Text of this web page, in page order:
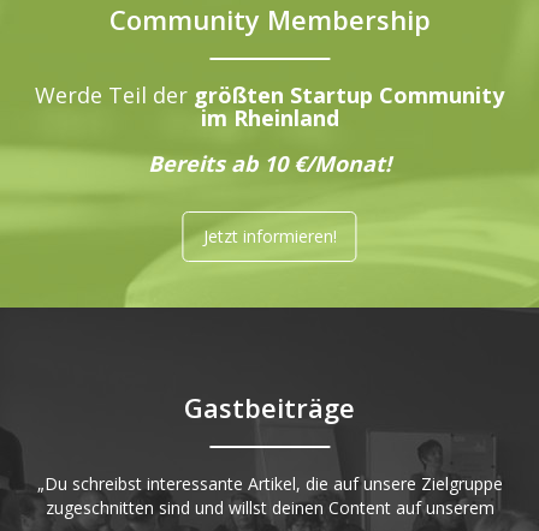
Community Membership
Werde Teil der größten Startup Community
im Rheinland
Bereits ab 10 €/Monat!
Jetzt informieren!
Gastbeiträge
„Du schreibst interessante Artikel, die auf unsere Zielgruppe
zugeschnitten sind und willst deinen Content auf unserem